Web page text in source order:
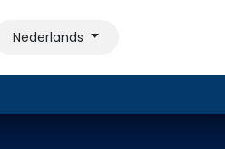
Nederlands